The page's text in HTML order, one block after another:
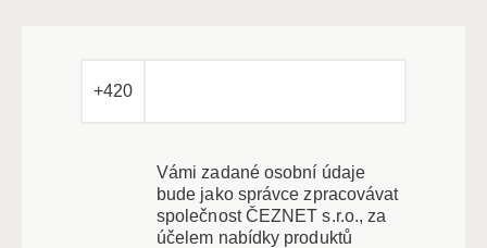
+420
Vámi zadané osobní údaje
bude jako správce zpracovávat
společnost ČEZNET s.r.o., za
účelem nabídky produktů